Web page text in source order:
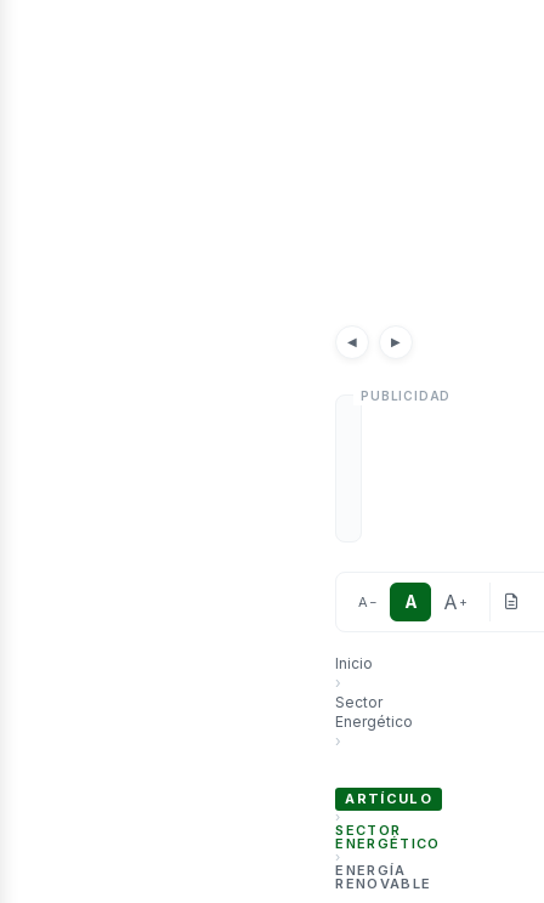
◀ Noticias
▶
A − A A +
Inicio
›
Sector
Energético
›
ARTÍCULO
›
SECTOR
ENERGÉTICO
›
ENERGÍA
RENOVABLE